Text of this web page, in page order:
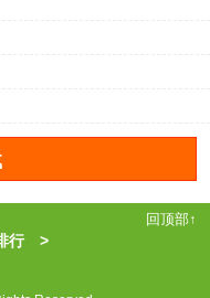
回顶部↑
行>